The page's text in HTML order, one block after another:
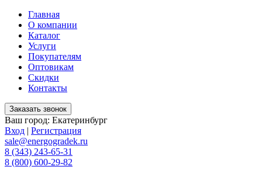
Главная
О компании
Каталог
Услуги
Покупателям
Оптовикам
Скидки
Контакты
Ваш город: Екатеринбург
Вход | Регистрация
sale@energogradek.ru
8 (343) 243-65-31
8 (800) 600-29-82